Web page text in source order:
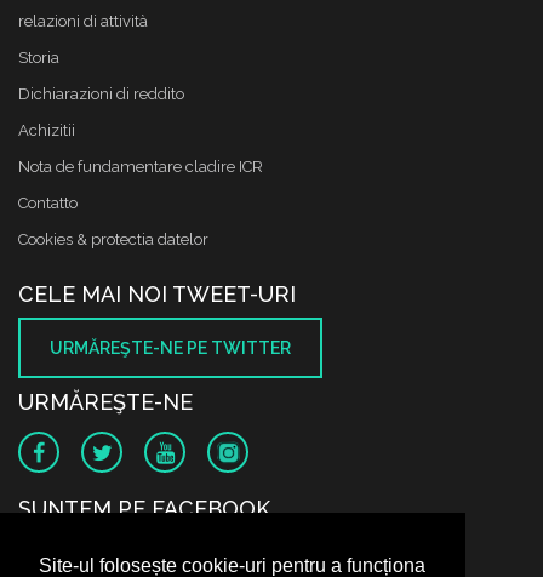
Site-ul folosește cookie-uri pentru a funcționa
relazioni di attività
Storia
Dichiarazioni di reddito
Achizitii
Nota de fundamentare cladire ICR
Contatto
Cookies & protectia datelor
CELE MAI NOI TWEET-URI
URMĂREŞTE-NE PE TWITTER
URMĂREŞTE-NE
SUNTEM PE FACEBOOK